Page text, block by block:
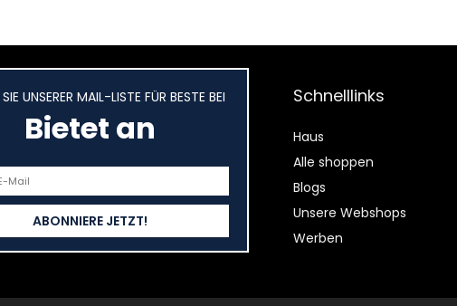
UNSERER MAIL-LISTE FÜR BESTE BEI
Bietet an
Schnelllinks
Haus
Alle shoppen
Blogs
Unsere Webshops
Werben